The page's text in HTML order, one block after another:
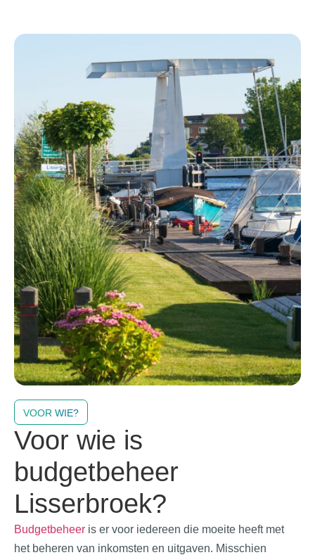
VOOR WIE?
Voor wie is
budgetbeheer
Lisserbroek?
Budgetbeheer is er voor iedereen die moeite heeft met
het beheren van inkomsten en uitgaven. Misschien